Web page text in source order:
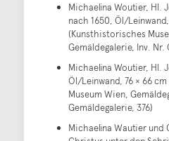
Michaelina Woutier, Hl.
nach 1650, Öl/
(Kunsthistorisches
Gemäldegalerie, Inv. Nr.
Michaelina Woutier, Hl.
Öl/Leinwand, 76 × 66
Museum Wien,
Gemäldegalerie, 376)
Michaelina Wautier und